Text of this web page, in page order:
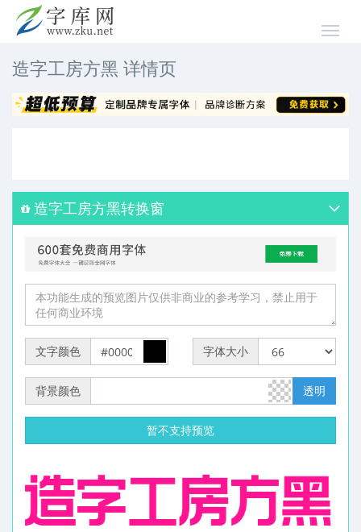
造字工房方黑 详情页
造字工房方黑转换窗
文字颜色 字体大小
背景颜色 透明
暂不支持预览